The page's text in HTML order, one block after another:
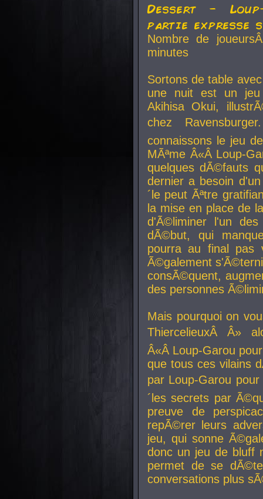
Dessert -
partie expresse
Nombre de
minutes
Sortons de table
une nuit est un
Akihisa Okui,
chez
connaissons le jeu
MÃªme Â«Â Loup-
quelques dÃ©fauts
dernier a besoin
´le peut Ãªtre
la mise en place de
d'Ã©liminer l'un
dÃ©but, qui
pourra au final pas
Ã©galement
consÃ©quent,
des personnes
Mais pourquoi on
ThiercelieuxÂ Â»
Â«Â Loup-Garou
que tous ces vilains
par Loup-Garou
´les secrets par
preuve de
repÃ©rer leurs
jeu, qui sonne
donc un jeu de bluff
permet de se
conversations plus